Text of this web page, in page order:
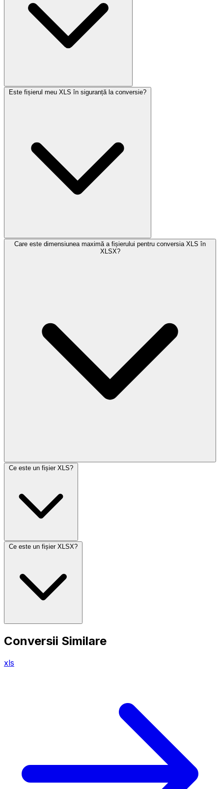
Este fișierul meu XLS în siguranță la conversie?
Care este dimensiunea maximă a fișierului pentru conversia XLS în
XLSX?
Ce este un fișier XLS?
Ce este un fișier XLSX?
Conversii Similare
xls